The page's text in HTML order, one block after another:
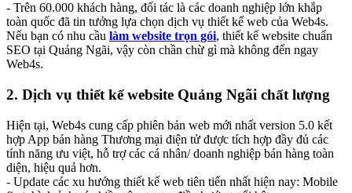
- Trên 60.000 khách hàng, đối tác là các doanh nghiệp lớn khắp
toàn quốc đã tin tưởng lựa chọn dịch vụ thiết kế web của Web4s.
Nếu bạn có nhu cầu làm website trọn gói, thiết kế website chuẩn
SEO tại Quảng Ngãi, vậy còn chần chừ gì mà không đến ngay
Web4s.
2. Dịch vụ thiết kế website Quảng Ngãi chất lượng
Hiện tại, Web4s cung cấp phiên bản web mới nhất version 5.0 kết
hợp App bán hàng Thương mại điện tử được tích hợp đầy đủ các
tính năng ưu việt, hỗ trợ các cá nhân/ doanh nghiệp bán hàng toàn
diện, hiệu quả hơn.
- Update các xu hướng thiết kế web tiên tiến nhất hiện nay: Mobile